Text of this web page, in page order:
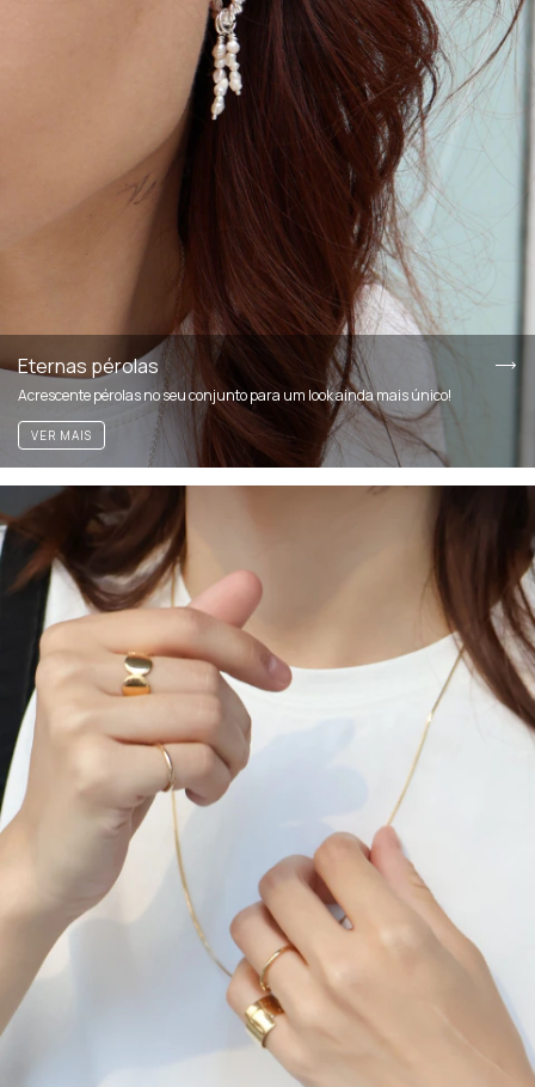
Eternas pérolas
Acrescente pérolas no seu conjunto para um look ainda mais único!
VER MAIS